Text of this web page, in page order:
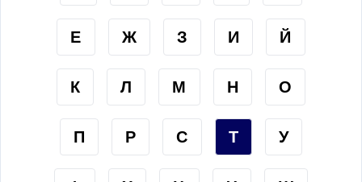
Е Ж З И Й
К Л М Н О
П Р С Т У